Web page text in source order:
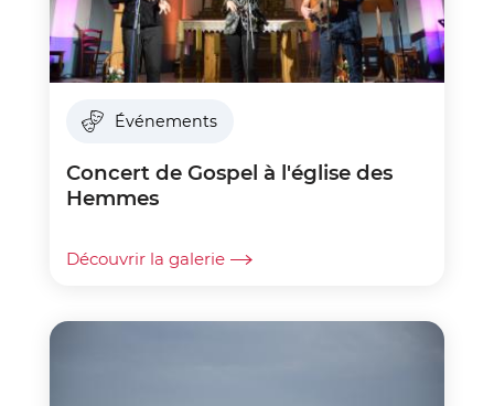
Événements
Concert de Gospel à l'église des
Hemmes
Découvrir la galerie